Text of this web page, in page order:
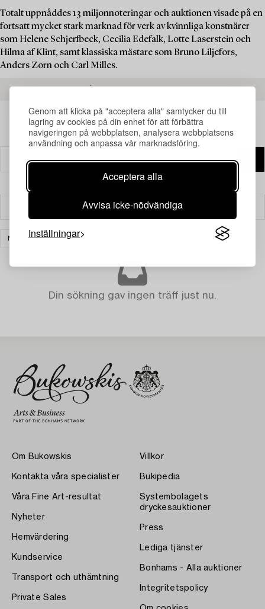
Genom att klicka på "acceptera alla" samtycker du till
lagring av cookies på din enhet för att förbättra
navigeringen på webbplatsen, analysera webbplatsens
användning och anpassa vår marknadsföring.
Acceptera alla
Avvisa icke-nödvändiga
Inställningar
Totalt uppnåddes 13 miljonnoteringar och auktionen visade på en
fortsatt mycket stark marknad för verk av kvinnliga konstnärer
som Helene Schjerfbeck, Cecilia Edefalk, Lotte Laserstein och
Hilma af Klint, samt klassiska mästare som Bruno Liljefors,
Anders Zorn och Carl Milles.
Filter
MÖBLER OCH KONSTHANTVERK
Din sökning gav ingen träff just nu.
Om Bukowskis
Kontakta våra specialister
Våra Fine Art-resultat
Nyheter
Hemvärdering
Kundservice
Transport och uthämtning
Private Sales
Villkor
Bukipedia
Systembolagets
dryckesauktioner
Press
Lediga tjänster
Bonhams - Alla auktioner
Integritetspolicy